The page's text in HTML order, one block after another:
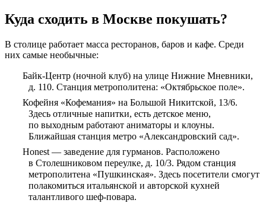
Куда сходить в Москве покушать?
В столице работает масса ресторанов, баров и кафе. Среди
них самые необычные:
Байк-Центр (ночной клуб) на улице Нижние Мневники,
д. 110. Станция метрополитена: «Октябрьское поле».
Кофейня «Кофемания» на Большой Никитской, 13/6.
Здесь отличные напитки, есть детское меню,
по выходным работают аниматоры и клоуны.
Ближайшая станция метро «Александровский сад».
Honest — заведение для гурманов. Расположено
в Столешниковом переулке, д. 10/3. Рядом станция
метрополитена «Пушкинская». Здесь посетители смогут
полакомиться итальянской и авторской кухней
талантливого шеф-повара.